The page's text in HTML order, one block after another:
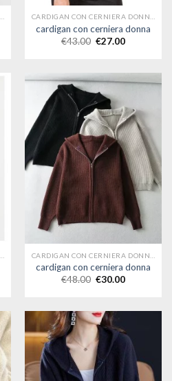
cardigan con cerniera donna
€43.00 €27.00
cardigan con cerniera donna
€48.00 €30.00